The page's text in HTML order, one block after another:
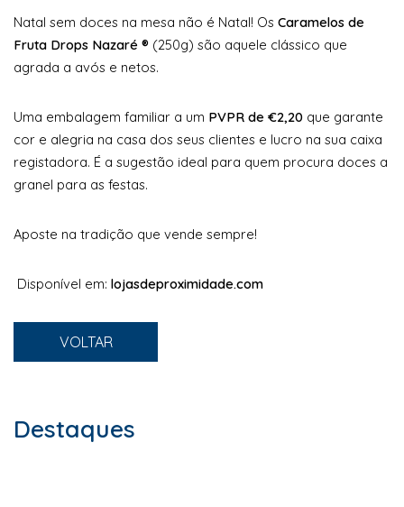
Natal sem doces na mesa não é Natal! Os Caramelos de
Fruta Drops Nazaré ® (250g) são aquele clássico que
agrada a avós e netos.
Uma embalagem familiar a um PVPR de €2,20 que garante
cor e alegria na casa dos seus clientes e lucro na sua caixa
registadora. É a sugestão ideal para quem procura doces a
granel para as festas.
Aposte na tradição que vende sempre!
Disponível em: lojasdeproximidade.com
VOLTAR
Destaques